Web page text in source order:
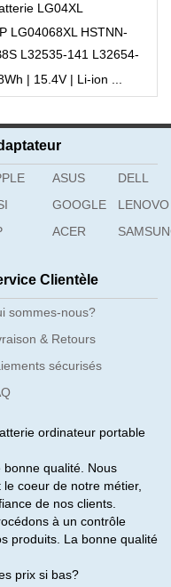
LG04XL
LG04068XL HSTNN-
L32535-141 L32654-
L32535-1C1 Series
| 15.4V | Li-ion ...
ASUS
DELL
GOOGLE
LENOVO
ACER
Clientèle
sommes-nous?
& Retours
sécurisés
ordinateur portable
qualité. Nous
coeur de notre métier,
de nos clients.
à un contrôle
produits. La bonne qualité
prix si bas?